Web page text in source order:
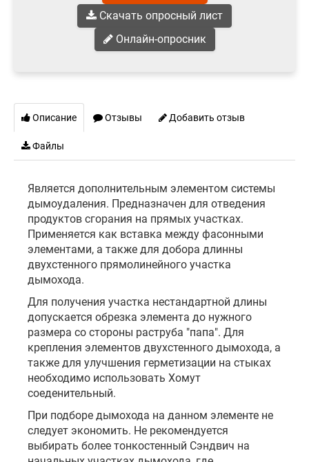
Скачать опросный лист
Онлайн-опросник
Описание Отзывы Добавить отзыв
Файлы
Является дополнительным элементом системы
дымоудаления. Предназначен для отведения
продуктов сгорания на прямых участках.
Применяется как вставка между фасонными
элементами, а также для добора длинны
двухстенного прямолинейного участка
дымохода.
Для получения участка нестандартной длины
допускается обрезка элемента до нужного
размера со стороны раструба "папа". Для
крепления элементов двухстенного дымохода, а
также для улучшения герметизации на стыках
необходимо использовать Хомут
соеденительный.
При подборе дымохода на данном элементе не
следует экономить. Не рекомендуется
выбирать более тонкостенный Сэндвич на